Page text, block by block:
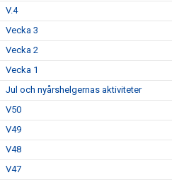
V.4
Vecka 3
Vecka 2
Vecka 1
Jul och nyårshelgernas aktiviteter
V50
V49
V48
V47